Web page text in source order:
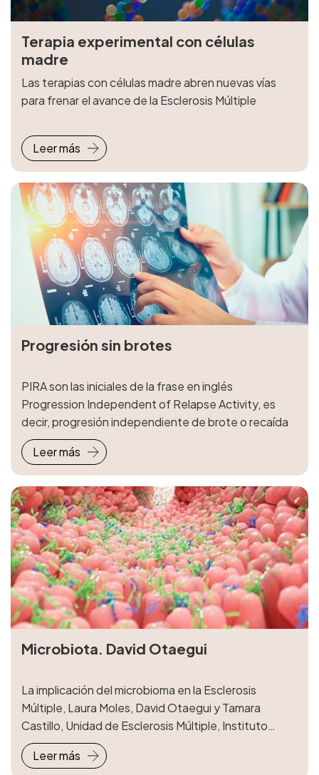
Terapia experimental con células
madre
Las terapias con células madre abren nuevas vías
para frenar el avance de la Esclerosis Múltiple
Leer más
Progresión sin brotes
PIRA son las iniciales de la frase en inglés
Progression Independent of Relapse Activity, es
decir, progresión independiente de brote o recaída
Leer más
Microbiota. David Otaegui
La implicación del microbioma en la Esclerosis
Múltiple, Laura Moles, David Otaegui y Tamara
Castillo, Unidad de Esclerosis Múltiple, Instituto
Biodonostia
Leer más